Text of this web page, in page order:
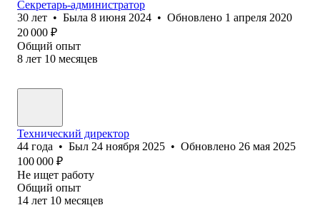
Секретарь-администратор
30 лет • Была 8 июня 2024 • Обновлено 1 апреля 2020
20 000 ₽
Общий опыт
8 лет 10 месяцев
Технический директор
44 года • Был 24 ноября 2025 • Обновлено 26 мая 2025
100 000 ₽
Не ищет работу
Общий опыт
14 лет 10 месяцев